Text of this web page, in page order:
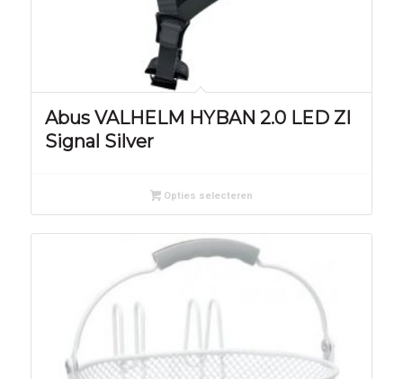
Abus VALHELM HYBAN 2.0 LED ZI
Signal Silver
Opties selecteren